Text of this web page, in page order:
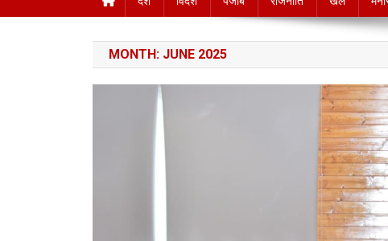
MONTH: JUNE 2025